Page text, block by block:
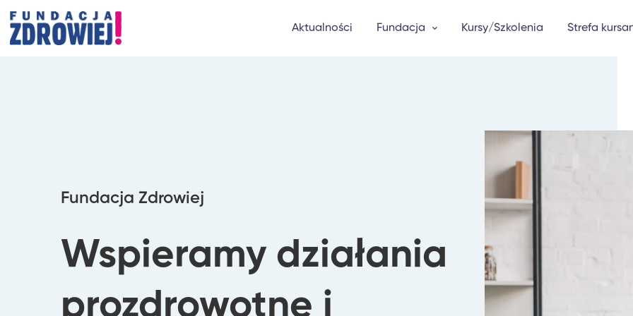
Aktualności Fundacja Kursy/Szkolenia Strefa
Fundacja Zdrowiej
Wspieramy działania
prozdrowotne i